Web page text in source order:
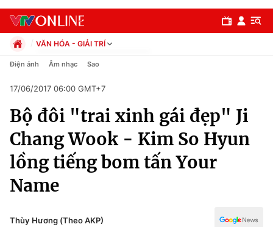
Chuyên mục
Chính trị
Xã hội
VĂN HÓA - GIẢI TRÍ
Chính trị
Pháp luật
Kinh tế
Thể thao
Truyền hình
Văn hóa - Giải trí
Y tế
Đời sống
Giáo dục
Điện ảnh Âm nhạc Sao
17/06/2017 06:00 GMT+7
Bộ đôi "trai xinh gái đẹp" Ji
Chang Wook - Kim So Hyun
lồng tiếng bom tấn Your
Name
Thùy Hương (Theo AKP)